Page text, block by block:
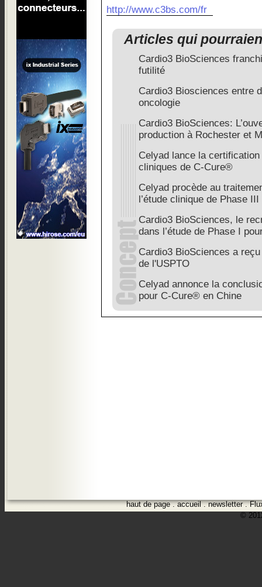
http://www.c3bs.com/fr
Articles qui
Cardio3 BioSciences
futilité
Cardio3 Biosciences entre
oncologie
Cardio3 BioSciences:
production à Rochester et
Celyad lance la certification
cliniques de C-Cure®
Celyad procède au
l’étude clinique de Phase III
Cardio3 BioSciences, le
dans l’étude de Phase I
Cardio3 BioSciences a
de l'USPTO
Celyad annonce la
pour C-Cure® en Chine
haut de page.accueil.newsletter.
©